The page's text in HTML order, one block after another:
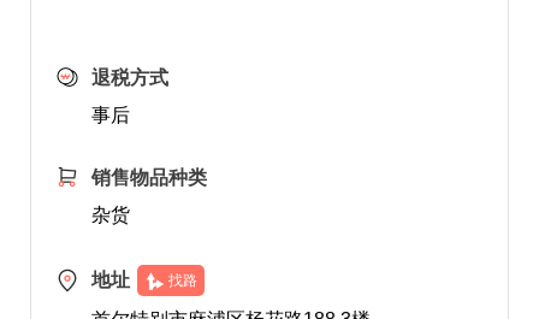
退税方式
事后
销售物品种类
杂货
地址 找路